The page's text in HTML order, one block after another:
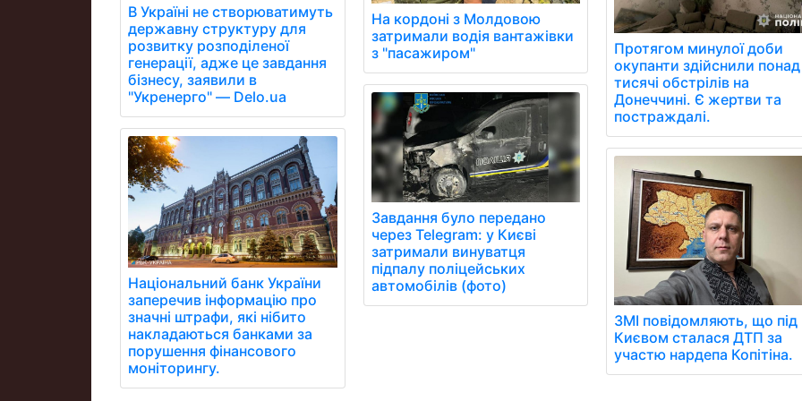
В Україні не створюватимуть
державну структуру для
розвитку розподіленої
генерації, адже це завдання
бізнесу, заявили в
"Укренерго" — Delo.ua
Національний банк України
заперечив інформацію про
значні штрафи, які нібито
накладаються банками за
порушення фінансового
моніторингу.
На кордоні з Молдовою
затримали водія вантажівки
з "пасажиром"
Завдання було передано
через Telegram: у Києві
затримали винуватця
підпалу поліцейських
автомобілів (фото)
Протягом минулої доби
окупанти здійснили
тисячі обстрілів на
Донеччині. Є жертви та
постраждалі.
ЗМІ повідомляють, що під
Києвом сталася ДТП за
участю нардепа Копітіна.